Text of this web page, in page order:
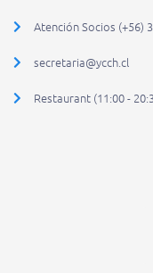
Atención Socios (+56)
secretaria@ycch.cl
Restaurant (11:00 -